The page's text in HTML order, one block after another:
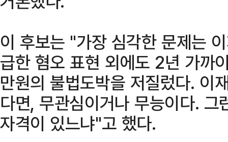
이 후보는 "가장 심각한 문제는
급한 혐오 표현 외에도 2년 가
만원의 불법도박을 저질렀다. 이
다면, 무관심이거나 무능이다.
자격이 있느냐"고 했다.